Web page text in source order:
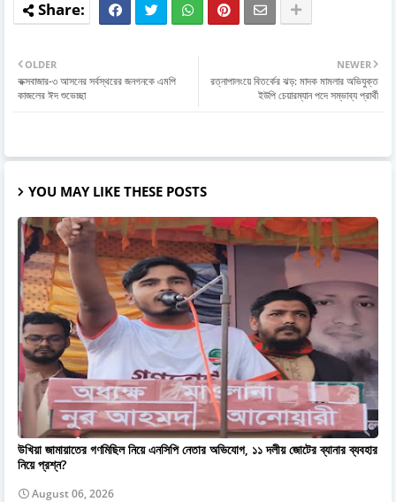
NEWER
রত্নাপালংয়ে বিতর্কের ঝড়: মাদক মামলার অভিযুক্ত
ইউপি চেয়ারম্যান পদে সম্ভাব্য প্রার্থী
OLDER
কক্সবাজার-৩ আসনের সর্বস্থরের জনগনকে এমপি
কাজলের ঈদ শুভেচ্ছা
YOU MAY LIKE THESE POSTS
উখিয়া জামায়াতের গণমিছিল নিয়ে এনসিপি নেতার অভিযোগ, ১১ দলীয় জোটের ব্যানার ব্যবহার
নিয়ে প্রশ্ন?
August 06, 2026